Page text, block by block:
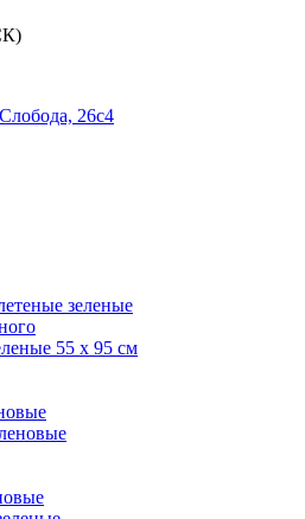
26с4
зеленые
55 х 95 см